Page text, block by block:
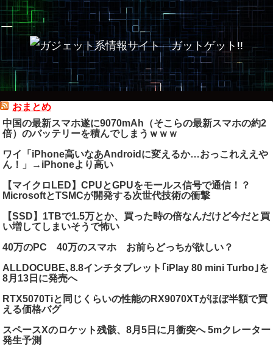
おまとめ
中国の最新スマホ遂に9070mAh（そこらの最新スマホの約2
倍）のバッテリーを積んでしまうｗｗｗ
ワイ「iPhone高いなあAndroidに変えるか…おっこれええや
ん！」→iPhoneより高い
【マイクロLED】CPUとGPUをモールス信号で通信！？
MicrosoftとTSMCが開発する次世代技術の衝撃
【SSD】1TBで1.5万とか、買った時の倍なんだけど今だと買
い増してしまいそうで怖い
40万のPC 40万のスマホ お前らどっちが欲しい？
ALLDOCUBE､8.8インチタブレット｢iPlay 80 mini Turbo｣を
8月13日に発売へ
RTX5070Tiと同じくらいの性能のRX9070XTがほぼ半額で買
える価格バグ
スペースXのロケット残骸、8月5日に月衝突へ 5mクレーター
発生予測